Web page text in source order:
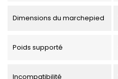
Dimensions du marchepied
Poids supporté
Incompatibilité